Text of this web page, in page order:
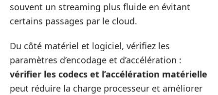
souvent un streaming plus fluide en évitant
certains passages par le cloud.
Du côté matériel et logiciel, vérifiez les
paramètres d’encodage et d’accélération :
vérifier les codecs et l’accélération matérielle
peut réduire la charge processeur et améliorer